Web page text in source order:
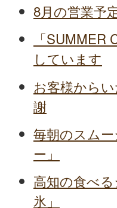
8月の営業予
「SUMMER
しています
お客様から
謝
毎朝のスム
ー」
高知の食べ
氷」